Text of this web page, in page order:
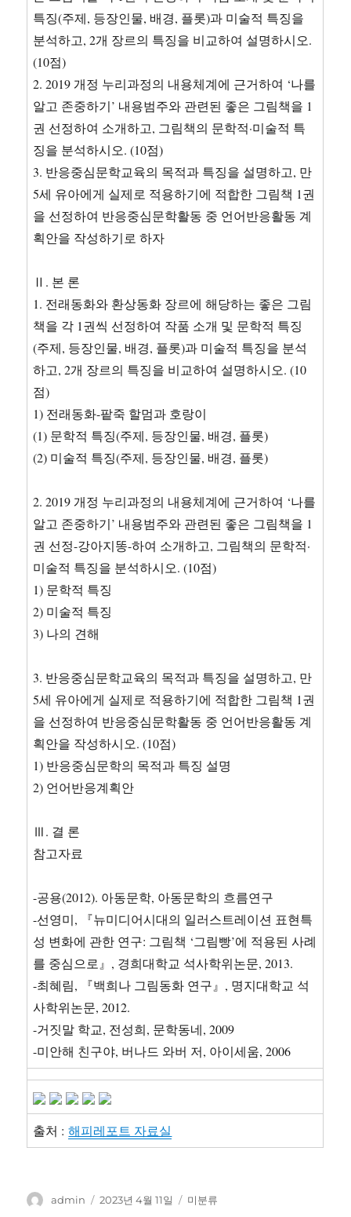
특징(주제, 등장인물, 배경, 플롯)과 미술적 특징을
분석하고, 2개 장르의 특징을 비교하여 설명하시오.
(10점)
2. 2019 개정 누리과정의 내용체계에 근거하여 ‘나를
알고 존중하기’ 내용범주와 관련된 좋은 그림책을 1
권 선정하여 소개하고, 그림책의 문학적·미술적 특
징을 분석하시오. (10점)
3. 반응중심문학교육의 목적과 특징을 설명하고, 만
5세 유아에게 실제로 적용하기에 적합한 그림책 1권
을 선정하여 반응중심문학활동 중 언어반응활동 계
획안을 작성하기로 하자
Ⅱ. 본 론
1. 전래동화와 환상동화 장르에 해당하는 좋은 그림
책을 각 1권씩 선정하여 작품 소개 및 문학적 특징
(주제, 등장인물, 배경, 플롯)과 미술적 특징을 분석
하고, 2개 장르의 특징을 비교하여 설명하시오. (10
점)
1) 전래동화-팥죽 할멈과 호랑이
(1) 문학적 특징(주제, 등장인물, 배경, 플롯)
(2) 미술적 특징(주제, 등장인물, 배경, 플롯)
2. 2019 개정 누리과정의 내용체계에 근거하여 ‘나를
알고 존중하기’ 내용범주와 관련된 좋은 그림책을 1
권 선정-강아지똥-하여 소개하고, 그림책의 문학적·
미술적 특징을 분석하시오. (10점)
1) 문학적 특징
2) 미술적 특징
3) 나의 견해
3. 반응중심문학교육의 목적과 특징을 설명하고, 만
5세 유아에게 실제로 적용하기에 적합한 그림책 1권
을 선정하여 반응중심문학활동 중 언어반응활동 계
획안을 작성하시오. (10점)
1) 반응중심문학의 목적과 특징 설명
2) 언어반응계획안
Ⅲ. 결 론
참고자료
-공용(2012). 아동문학, 아동문학의 흐름연구
-선영미, 『뉴미디어시대의 일러스트레이션 표현특
성 변화에 관한 연구: 그림책 ‘그림빵’에 적용된 사례
를 중심으로』, 경희대학교 석사학위논문, 2013.
-최혜림, 『백희나 그림동화 연구』, 명지대학교 석
사학위논문, 2012.
-거짓말 학교, 전성희, 문학동네, 2009
-미안해 친구야, 버나드 와버 저, 아이세움, 2006
출처 :해피레포트 자료실
글
admin
작
2023년 4월 11일
카
미분류